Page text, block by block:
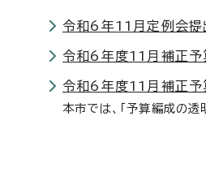
令和6年11月定例会提
令和6年度11月補正予
令和6年度11月補正予
本市では、「予算編成の